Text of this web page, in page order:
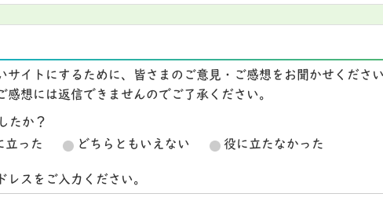
サイトにするために、皆さまのご意見・ご感想をお聞かせくださ
想には返信できませんのでご了承ください。
たか？
立った どちらともいえない 役に立たなかった
スをご入力ください。